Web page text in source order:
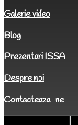
Galerie video
Blog
Prezentari ISSA
Despre noi
Contacteaza-ne